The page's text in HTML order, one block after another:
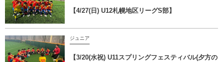
【4/27(日) U12札幌地区リーグS部】
ジュニア
【3/20(水祝) U11スプリングフェスティバル(夕方の